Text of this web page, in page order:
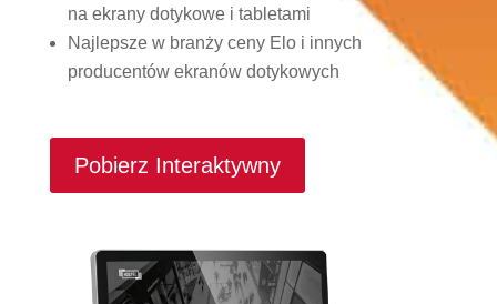
na ekrany dotykowe i tabletami
Najlepsze w branży ceny Elo i innych
producentów ekranów dotykowych
Pobierz Interaktywny